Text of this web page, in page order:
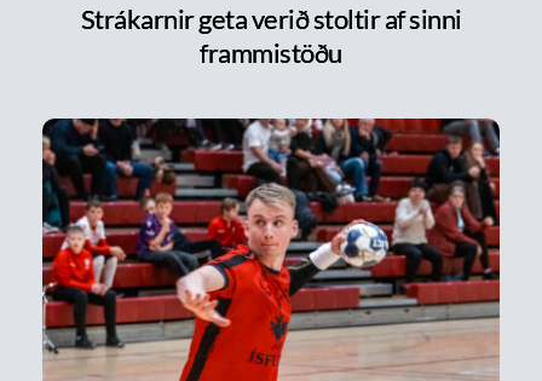
Strákarnir geta verið stoltir af sinni
frammistöðu